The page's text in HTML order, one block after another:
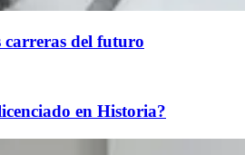
carreras del futuro
en Historia?